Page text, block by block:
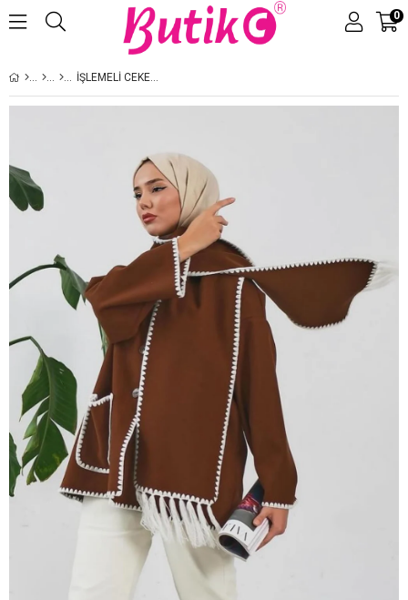
Üye Girişi
0
İŞLEMELI CEKET KAHVE